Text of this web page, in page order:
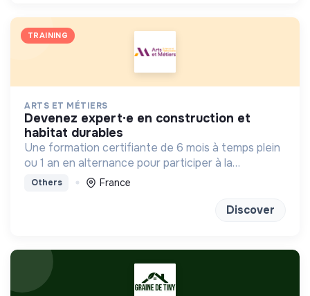
TRAINING
ARTS ET MÉTIERS
devenez expert·e en construction et
habitat durables
Une formation certifiante de 6 mois à temps plein
ou 1 an en alternance pour participer à la
conception et à la rénovation de bâtiments
Others France
Discover